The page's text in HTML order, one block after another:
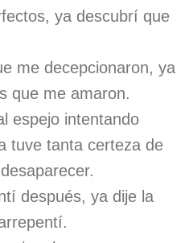
ya descubrí que
me decepcionaron, ya
que me amaron.
espejo intentando
tuve tanta certeza de
después, ya dije la